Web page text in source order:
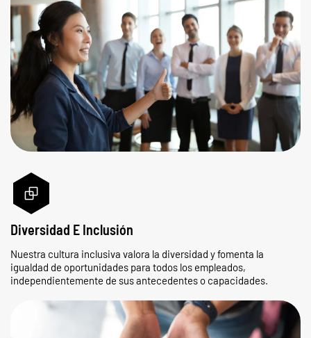
Diversidad E Inclusión
Nuestra cultura inclusiva valora la diversidad y fomenta la
igualdad de oportunidades para todos los empleados,
independientemente de sus antecedentes o capacidades.